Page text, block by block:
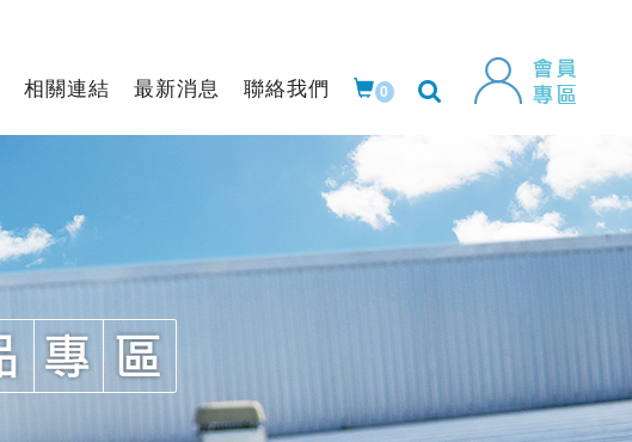
相關連結 最新消息 聯絡我們 0